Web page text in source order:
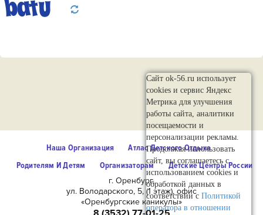
Наша Организация
Атлас Детского Отдыха
Родителям И Детям
Организаторам
Детские Центры России
г. Оренбург,
ул. Володарского, 5, (1 этаж), офис
«Оренбургские каникулы»
Сайт ok-56.ru использует
cookies и сервис Яндекс
Метрика для улучшения
работы сайта, аналитики
посещаемости и
персонализации рекламы.
Продолжая использовать
сайт, вы соглашаетесь с
использованием cookies и
обработкой данных в
соответствии с Политикой
оператора в отношении